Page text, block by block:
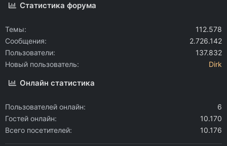
Статистика форума
Темы
112.578
Сообщения
2.726.142
Пользователи
137.832
Новый пользователь
Dirk
Онлайн статистика
Пользователей онлайн
6
Гостей онлайн
10.170
Всего посетителей
10.176